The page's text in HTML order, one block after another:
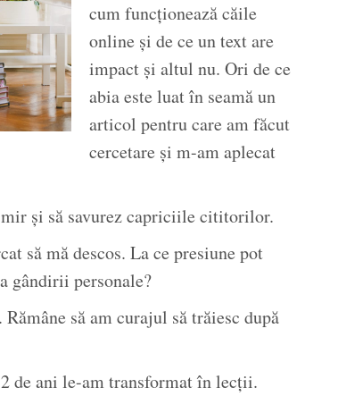
cum funcționează căile
online și de ce un text are
impact și altul nu. Ori de ce
abia este luat în seamă un
articol pentru care am făcut
cercetare și m-am aplecat
și să savurez capriciile cititorilor.
să mă descos. La ce presiune pot
gândirii personale?
să am curajul să trăiesc după
de ani le-am transformat în lecții.